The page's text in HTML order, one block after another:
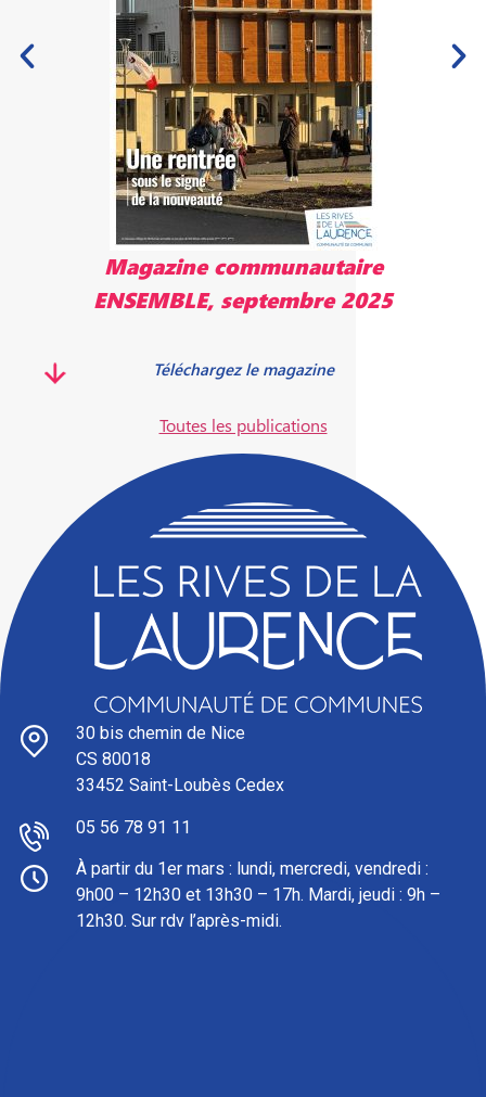
30 bis chemin de Nice
CS 80018
33452 Saint-Loubès Cedex
05 56 78 91 11
À partir du 1er mars : l undi, mercredi, vendredi :
9h00 – 12h30 et 13h30 – 17h. Mardi, jeudi : 9h –
12h30. Sur rdv l’après-midi.
Magazine communautaire
ENSEMBLE, septembre 2025
Téléchargez le magazine
Toutes les publications